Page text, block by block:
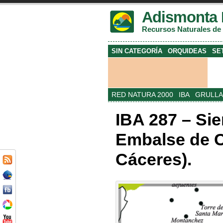
Adismonta
Recursos Naturales
SIN CATEGORÍA ORQUIDEAS
RED NATURA 2000 IBA
IBA 287 –
Embalse de
Cáceres).